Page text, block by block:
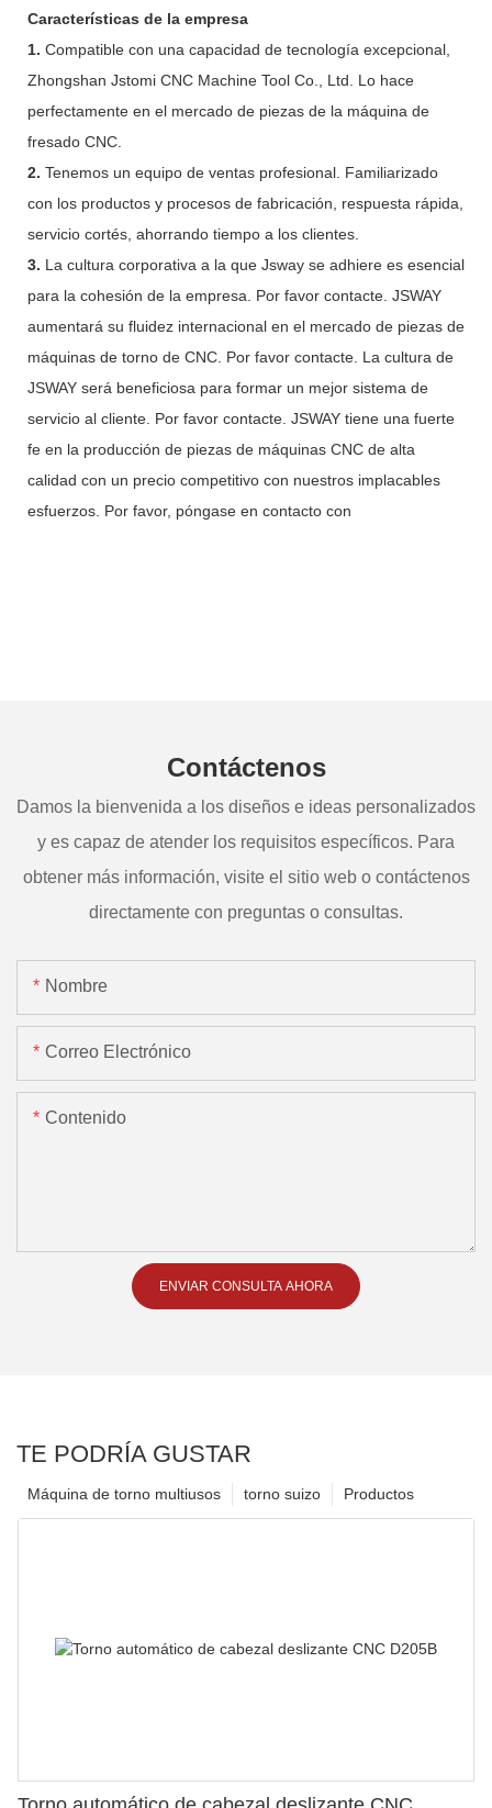
Características de la empresa
1. Compatible con una capacidad de tecnología excepcional,
Zhongshan Jstomi CNC Machine Tool Co., Ltd. Lo hace
perfectamente en el mercado de piezas de la máquina de
fresado CNC.
2. Tenemos un equipo de ventas profesional. Familiarizado
con los productos y procesos de fabricación, respuesta rápida,
servicio cortés, ahorrando tiempo a los clientes.
3. La cultura corporativa a la que Jsway se adhiere es esencial
para la cohesión de la empresa. Por favor contacte. JSWAY
aumentará su fluidez internacional en el mercado de piezas de
máquinas de torno de CNC. Por favor contacte. La cultura de
JSWAY será beneficiosa para formar un mejor sistema de
servicio al cliente. Por favor contacte. JSWAY tiene una fuerte
fe en la producción de piezas de máquinas CNC de alta
calidad con un precio competitivo con nuestros implacables
esfuerzos. Por favor, póngase en contacto con
Contáctenos
Damos la bienvenida a los diseños e ideas personalizados
y es capaz de atender los requisitos específicos. Para
obtener más información, visite el sitio web o contáctenos
directamente con preguntas o consultas.
Nombre
Correo Electrónico
Contenido
ENVIAR CONSULTA AHORA
TE PODRÍA GUSTAR
Productos
torno suizo
Máquina de torno multiusos